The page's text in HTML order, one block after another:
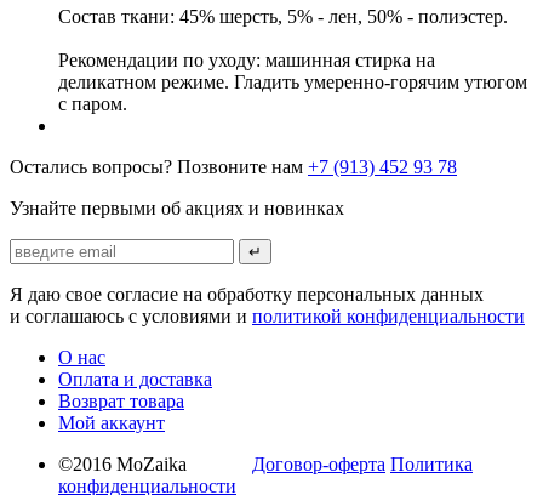
Состав ткани: 45% шерсть, 5% - лен, 50% - полиэстер.
Рекомендации по уходу: машинная стирка на
деликатном режиме. Гладить умеренно-горячим утюгом
с паром.
Остались вопросы? Позвоните нам +7 (913) 452 93 78
Узнайте первыми об акциях и новинках
↵
Я даю свое согласие на обработку персональных данных
и соглашаюсь с условиями и политикой конфиденциальности
О нас
Оплата и доставка
Возврат товара
Мой аккаунт
©2016 MoZaika
Договор-оферта Политика
конфиденциальности